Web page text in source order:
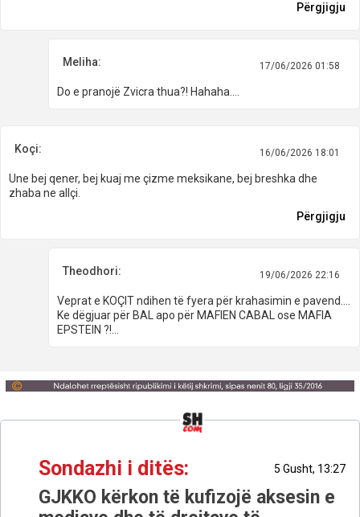
Përgjigju
Meliha: 17/06/2026 01:58
Do e pranojë Zvicra thua?! Hahaha....
Koçi: 16/06/2026 18:01
Une bej qener, bej kuaj me çizme meksikane, bej breshka dhe
zhaba ne allçi.
Përgjigju
Theodhori: 19/06/2026 22:16
Veprat e KOÇIT ndihen të fyera për krahasimin e pavend....
Ke dëgjuar për BAL apo për MAFIEN CABAL ose MAFIA
EPSTEIN ?!...
Sondazhi i ditës: 5 Gusht, 13:27
GJKKO kërkon të kufizojë aksesin e